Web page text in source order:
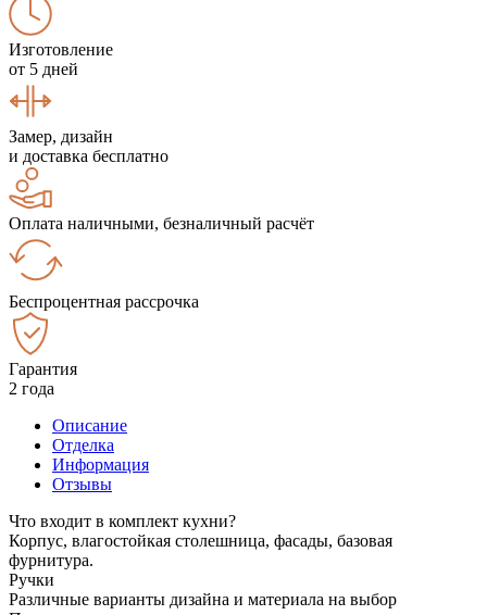
Изготовление
от 5 дней
Замер, дизайн
и доставка бесплатно
Оплата наличными, безналичный расчёт
Беспроцентная рассрочка
Гарантия
2 года
Описание
Отделка
Информация
Отзывы
Что входит в комплект кухни?
Корпус, влагостойкая столешница, фасады, базовая
фурнитура.
Ручки
Различные варианты дизайна и материала на выбор